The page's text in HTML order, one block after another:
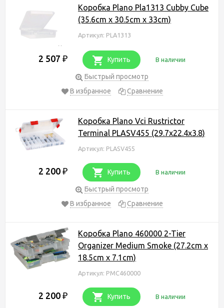
Коробка Plano Pla1313 Cubby Cube
(35.6cm x 30.5cm x 33cm)
Артикул: PLA1313
2 507 ₽ Купить В наличии
Быстрый просмотр
В избранное
Сравнение
Коробка Plano Vci Rustrictor
Terminal PLASV455 (29.7x22.4x3.8)
Артикул: PLASV455
2 200 ₽ Купить В наличии
Быстрый просмотр
В избранное
Сравнение
Коробка Plano 460000 2-Tier
Organizer Medium Smoke (27.2cm x
18.5cm x 7.1cm)
Артикул: PMC460000
2 200 ₽ Купить В наличии